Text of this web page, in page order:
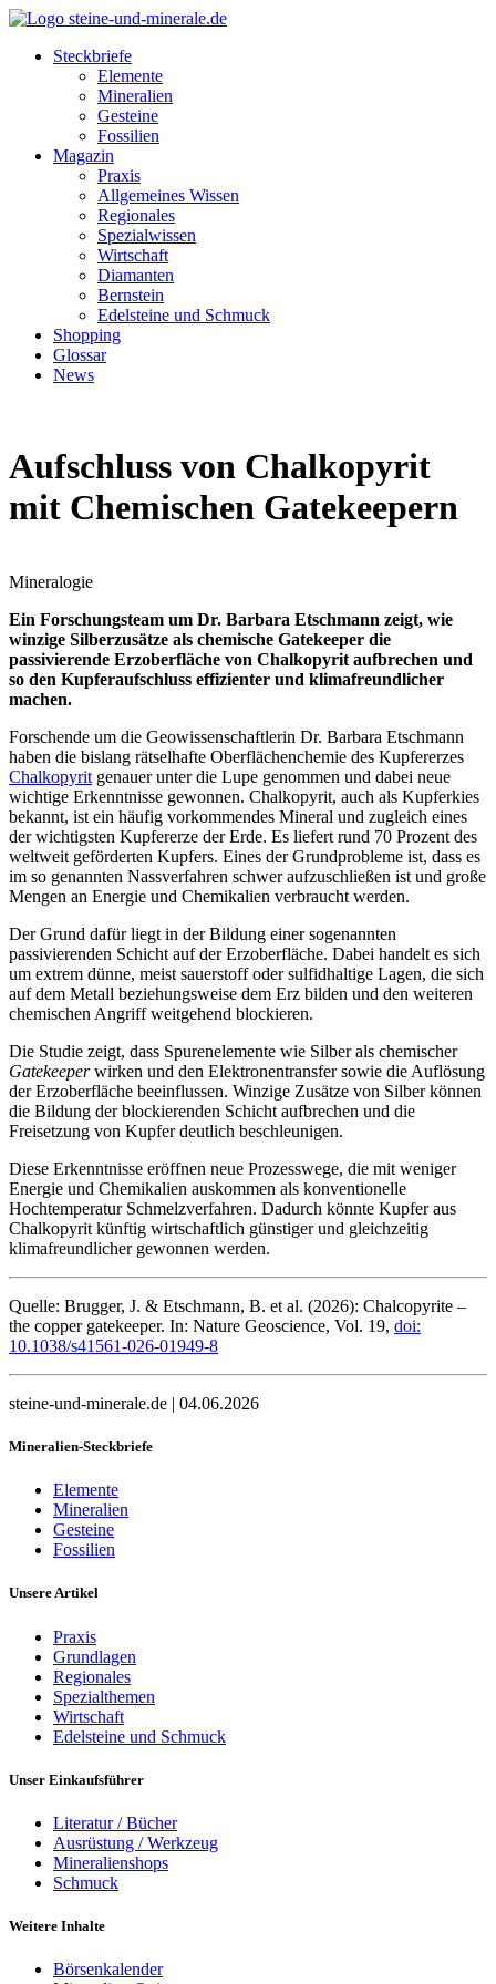
Steckbriefe
Elemente
Mineralien
Gesteine
Fossilien
Magazin
Praxis
Allgemeines Wissen
Regionales
Spezialwissen
Wirtschaft
Diamanten
Bernstein
Edelsteine und Schmuck
Shopping
Glossar
News
Aufschluss von Chalkopyrit
mit Chemischen Gatekeepern
Mineralogie
Ein Forschungsteam um Dr. Barbara Etschmann zeigt, wie
winzige Silberzusätze als chemische Gatekeeper die
passivierende Erzoberfläche von Chalkopyrit aufbrechen und
so den Kupferaufschluss effizienter und klimafreundlicher
machen.
Forschende um die Geowissenschaftlerin Dr. Barbara Etschmann
haben die bislang rätselhafte Oberflächenchemie des Kupfererzes
Chalkopyrit genauer unter die Lupe genommen und dabei neue
wichtige Erkenntnisse gewonnen. Chalkopyrit, auch als Kupferkies
bekannt, ist ein häufig vorkommendes Mineral und zugleich eines
der wichtigsten Kupfererze der Erde. Es liefert rund 70 Prozent des
weltweit geförderten Kupfers. Eines der Grundprobleme ist, dass es
im so genannten Nassverfahren schwer aufzuschließen ist und große
Mengen an Energie und Chemikalien verbraucht werden.
Der Grund dafür liegt in der Bildung einer sogenannten
passivierenden Schicht auf der Erzoberfläche. Dabei handelt es sich
um extrem dünne, meist sauerstoff oder sulfidhaltige Lagen, die sich
auf dem Metall beziehungsweise dem Erz bilden und den weiteren
chemischen Angriff weitgehend blockieren.
Die Studie zeigt, dass Spurenelemente wie Silber als chemischer
Gatekeeperwirken und den Elektronentransfer sowie die Auflösung
der Erzoberfläche beeinflussen. Winzige Zusätze von Silber können
die Bildung der blockierenden Schicht aufbrechen und die
Freisetzung von Kupfer deutlich beschleunigen.
Diese Erkenntnisse eröffnen neue Prozesswege, die mit weniger
Energie und Chemikalien auskommen als konventionelle
Hochtemperatur Schmelzverfahren. Dadurch könnte Kupfer aus
Chalkopyrit künftig wirtschaftlich günstiger und gleichzeitig
klimafreundlicher gewonnen werden.
Quelle: Brugger, J. & Etschmann, B. et al. (2026): Chalcopyrite –
the copper gatekeeper. In: Nature Geoscience, Vol. 19, doi:
10.1038/s41561-026-01949-8
steine-und-minerale.de | 04.06.2026
Mineralien-Steckbriefe
Elemente
Mineralien
Gesteine
Fossilien
Unsere Artikel
Praxis
Grundlagen
Regionales
Spezialthemen
Wirtschaft
Edelsteine und Schmuck
Unser Einkaufsführer
Literatur / Bücher
Ausrüstung / Werkzeug
Mineralienshops
Schmuck
Weitere Inhalte
Börsenkalender